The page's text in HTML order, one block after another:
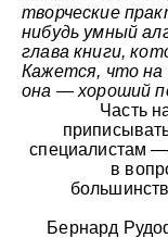
творческие
нибудь умный
глава книги,
Кажется, что на
она — хороший
Часть
специалистам —
в
Бернард